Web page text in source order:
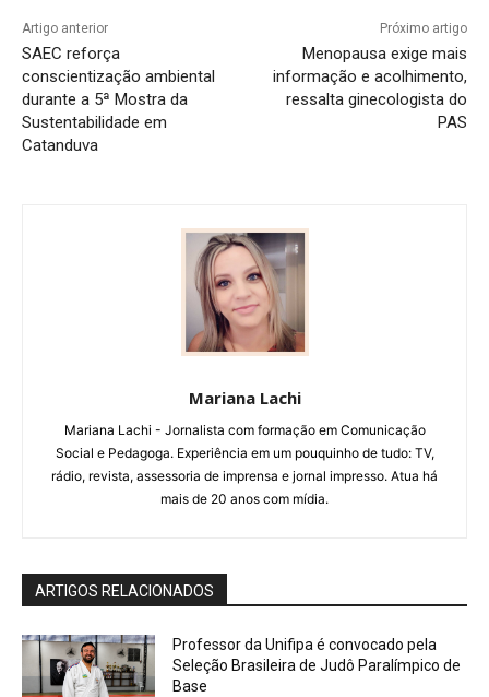
Artigo anterior
SAEC reforça
conscientização ambiental
durante a 5ª Mostra da
Sustentabilidade em
Catanduva
Próximo artigo
Menopausa exige mais
informação e acolhimento,
ressalta ginecologista do
PAS
Mariana Lachi
Mariana Lachi - Jornalista com formação em Comunicação
Social e Pedagoga. Experiência em um pouquinho de tudo: TV,
rádio, revista, assessoria de imprensa e jornal impresso. Atua há
mais de 20 anos com mídia.
ARTIGOS RELACIONADOS
Professor da Unifipa é convocado pela
Seleção Brasileira de Judô Paralímpico de
Base